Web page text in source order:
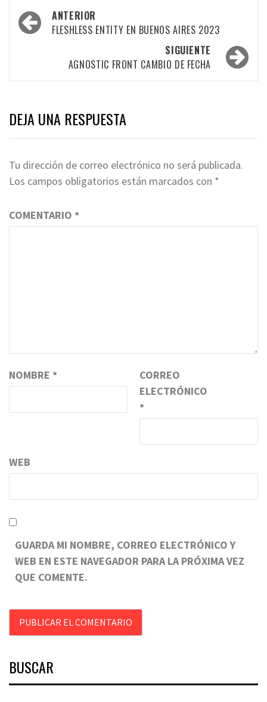
Navegación
por
entradas
ANTERIOR
FLESHLESS ENTITY EN BUENOS AIRES 2023
SIGUIENTE
AGNOSTIC FRONT CAMBIO DE FECHA
DEJA UNA RESPUESTA
Tu dirección de correo electrónico no será publicada.
Los campos obligatorios están marcados con *
COMENTARIO *
NOMBRE *
CORREO
ELECTRÓNICO
*
WEB
GUARDA MI NOMBRE, CORREO ELECTRÓNICO Y
WEB EN ESTE NAVEGADOR PARA LA PRÓXIMA VEZ
QUE COMENTE.
BUSCAR